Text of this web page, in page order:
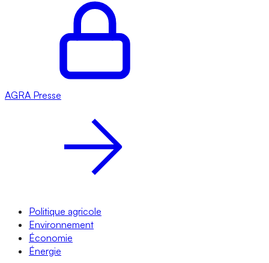
AGRA Presse
Politique agricole
Environnement
Économie
Énergie